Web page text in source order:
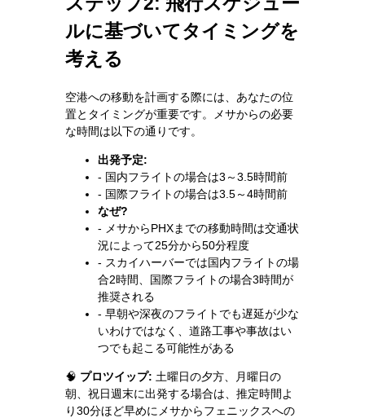
ルに基づいてタイミングを
考える
空港への移動を計画する際には、あなたの位
置とタイミングが重要です。メサからの必要
な時間は以下の通りです。
出発予定:
- 国内フライトの場合は3～3.5時間前
- 国際フライトの場合は3.5～4時間前
なぜ?
- メサからPHXまでの移動時間は交通状
況によって25分から50分程度
- スカイハーバーでは国内フライトの場
合2時間、国際フライトの場合3時間が
推奨される
- 早朝や深夜のフライトでも遅延が少な
いわけではなく、道路工事や事故はい
つでも起こる可能性がある
🧠 プロツイップ: 土曜日の夕方、月曜日の
朝、祝日週末に出発する場合は、推定時間よ
り30分ほど早めにメサからフェニックスへの